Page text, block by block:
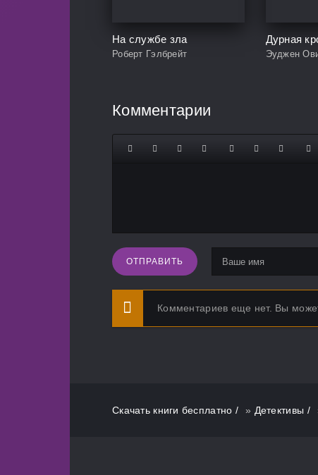
На службе зла
Роберт Гэлбрейт
Дурная
Эуджен
Комментарии
ОТПРАВИТЬ
Комментариев еще нет. Вы
Скачать книги бесплатно » Детективы